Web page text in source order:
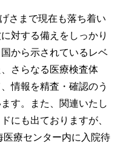
さまで現在も落ち着い
対する備えをしっかり
から示されているレベ
さらなる医療検査体
情報を精査・確認のう
す。また、関連いたし
にも出ておりますが、
療センター内に入院待